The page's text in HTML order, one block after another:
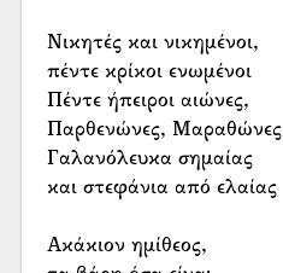
Νικητές και νικημένοι,
πέντε κρίκοι ενωμένοι
Πέντε ήπειροι αιώνες,
Παρθενώνες, Μαραθώνες
Γαλανόλευκα σημαίας
και στεφάνια από ελαίας
Ακάκιον ημίθεος,